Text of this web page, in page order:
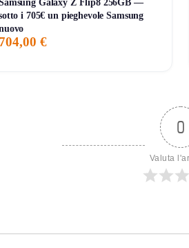
Galaxy Z Flip8 256GB —
i 705€ un pieghevole Samsung
704,00 €
0
Valuta